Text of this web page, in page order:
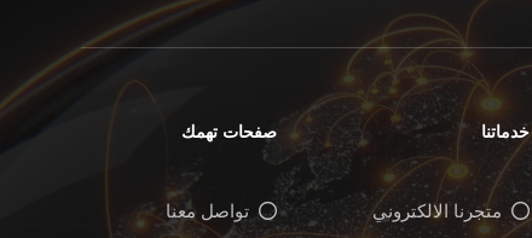
خدماتنا
متجرنا الالكتروني
صفحات تهمك
تواصل معنا